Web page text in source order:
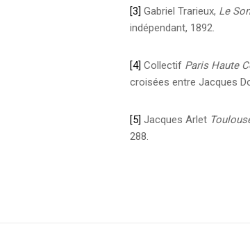
[3] Gabriel Trarieux, Le
indépendant, 1892.
[4] Collectif Paris Haute
croisées entre Jacques
[5] Jacques Arlet
288.